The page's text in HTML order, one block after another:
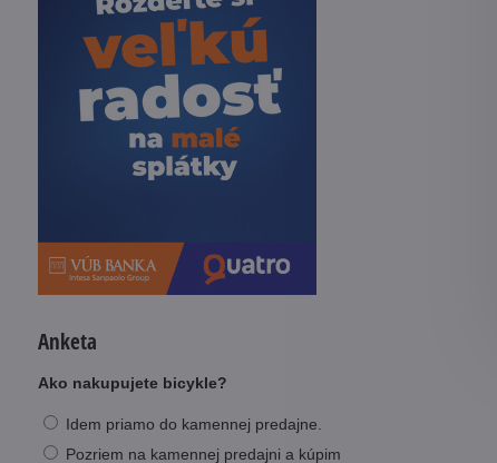
Anketa
Ako nakupujete bicykle?
Idem priamo do kamennej predajne.
Pozriem na kamennej predajni a kúpim